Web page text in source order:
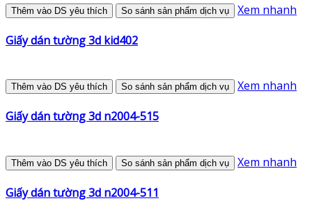
Thêm vào DS yêu thích So sánh sản phẩm dịch vụ Xem nhanh
Giấy dán tường 3d kid402
Thêm vào DS yêu thích So sánh sản phẩm dịch vụ Xem nhanh
Giấy dán tường 3d n2004-515
Thêm vào DS yêu thích So sánh sản phẩm dịch vụ Xem nhanh
Giấy dán tường 3d n2004-511